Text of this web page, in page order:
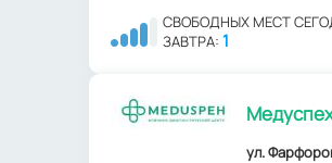
СВОБОДНЫХ МЕСТ
ЗАВТРА: 1
ул.